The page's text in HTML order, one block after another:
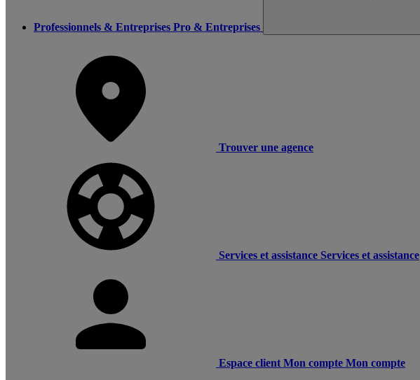
Professionnels & Entreprises Pro & Entreprises
Trouver une agence
Services et assistance Services et assistance
Espace client Mon compte Mon compte